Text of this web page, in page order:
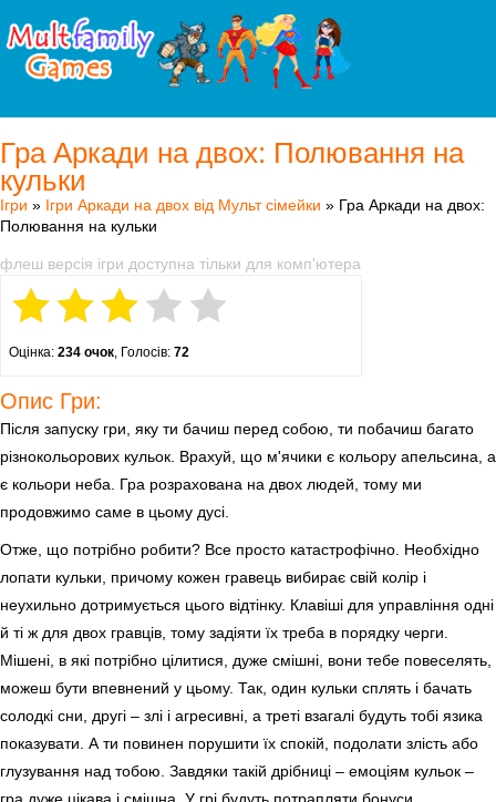
Гра Аркади на двох: Полювання на
кульки
Ігри » Ігри Аркади на двох від Мульт сімейки » Гра Аркади на двох:
Полювання на кульки
флеш версія ігри доступна тільки для комп'ютера
Оцінка: 234 очок, Голосів: 72
Опис Гри:
Після запуску гри, яку ти бачиш перед собою, ти побачиш багато
різнокольорових кульок. Врахуй, що м'ячики є кольору апельсина, а
є кольори неба. Гра розрахована на двох людей, тому ми
продовжимо саме в цьому дусі.
Отже, що потрібно робити? Все просто катастрофічно. Необхідно
лопати кульки, причому кожен гравець вибирає свій колір і
неухильно дотримується цього відтінку. Клавіші для управління одні
й ті ж для двох гравців, тому задіяти їх треба в порядку черги.
Мішені, в які потрібно цілитися, дуже смішні, вони тебе повеселять,
можеш бути впевнений у цьому. Так, один кульки сплять і бачать
солодкі сни, другі – злі і агресивні, а треті взагалі будуть тобі язика
показувати. А ти повинен порушити їх спокій, подолати злість або
глузування над тобою. Завдяки такій дрібниці – емоціям кульок –